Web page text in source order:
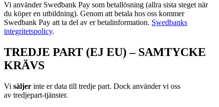
Vi använder Swedbank Pay som betallösning (allra sista steget när
du köper en utbildning). Genom att betala hos oss kommer
Swedbank Pay att ta del av er betalinformation. Swedbanks
integritetspolicy.
TREDJE PART (EJ EU) – SAMTYCKE
KRÄVS
Vi säljer inte er data till tredje part. Dock använder vi oss
av tredjepart-tjänster.